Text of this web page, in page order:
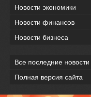
Новости экономики
Новости финансов
Новости бизнеса
Все последние новости
Полная версия сайта